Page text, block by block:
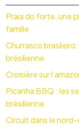
Praia do forte, une
famille
Churrasco brasileiro
brésilienne
Croisière sur
Picanha BBQ : les
brésilienne
Circuit dans le